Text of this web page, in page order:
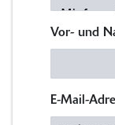
Vor- und
E-Mail-